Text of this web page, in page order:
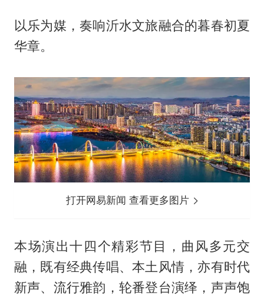
以乐为媒，奏响沂水文旅融合的暮春初夏
华章。
打开网易新闻 查看更多图片
本场演出十四个精彩节目，曲风多元交
融，既有经典传唱、本土风情，亦有时代
新声、流行雅韵，轮番登台演绎，声声饱